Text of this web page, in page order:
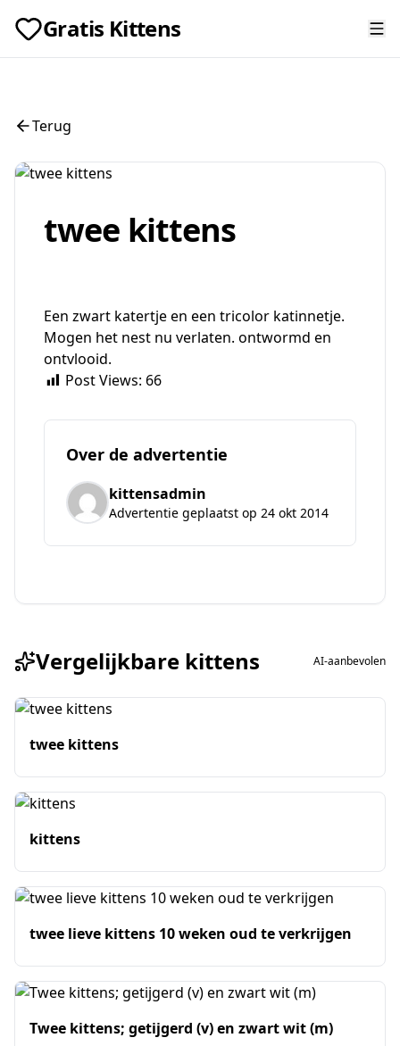
Gratis Kittens
Terug
twee kittens
Een zwart katertje en een tricolor katinnetje.
Mogen het nest nu verlaten. ontwormd en
ontvlooid.
Post Views: 66
Over de advertentie
kittensadmin
Advertentie geplaatst op 24 okt 2014
Vergelijkbare kittens AI-aanbevolen
twee kittens
kittens
twee lieve kittens 10 weken oud te verkrijgen
Twee kittens; getijgerd (v) en zwart wit (m)